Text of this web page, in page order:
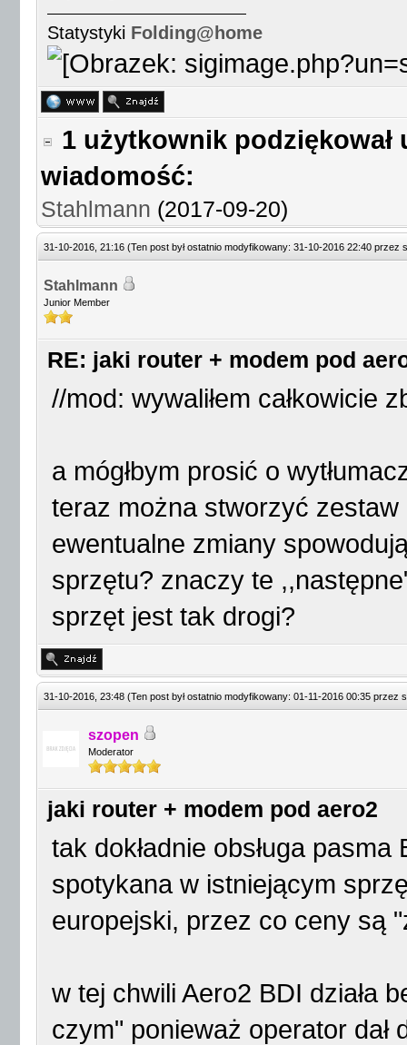
Statystyki Folding@home
1 użytkownik
wiadomość:
Stahlmann (2017-09-20)
31-10-2016, 21:16 (Ten post był ostatnio modyfikowany: 31-10-2016 22:40 przez
Stahlmann
Junior Member
RE: jaki router + modem pod
//mod: wywaliłem całkowicie
a mógłbym prosić o
teraz można stworzyć zestaw
ewentualne zmiany
sprzętu? znaczy te
sprzęt jest tak drogi?
31-10-2016, 23:48 (Ten post był ostatnio modyfikowany: 01-11-2016 00:35 przez
szopen
Moderator
jaki router + modem pod aero2
tak dokładnie obsługa
spotykana w istniejącym
europejski, przez co ceny są
w tej chwili Aero2 BDI działa
czym" ponieważ operator